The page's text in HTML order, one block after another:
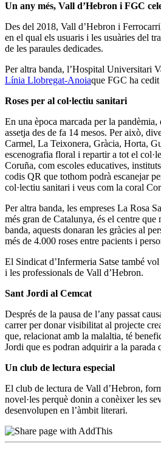
Un any més, Vall d’Hebron i FGC
Des del 2018, Vall d’Hebron i
en el qual els usuaris i les usuàries del
de les paraules dedicades.
Per altra banda, l’Hospital Universitari
Línia Llobregat-Anoiaque FGC ha cedit
Roses per al col·lectiu sanitari
En una època marcada per la
assetja des de fa 14 mesos. Per això,
Carmel, La Teixonera, Gràcia, Horta,
escenografia floral i repartir a tot el
Coruña, com escoles educatives,
codis QR que tothom podrà escanejar
col·lectiu sanitari i veus com la coral
Per altra banda, les empreses La Rosa
més gran de Catalunya, és el centre
banda, aquests donaran les gràcies al
més de 4.000 roses entre pacients i
El Sindicat d’Infermeria Satse també
i les professionals de Vall d’Hebron.
Sant Jordi al Cemcat
Després de la pausa de l’any passat
carrer per donar visibilitat al projecte
que, relacionat amb la malaltia, té
Jordi que es podran adquirir a la
Un club de lectura especial
El club de lectura de Vall d’Hebron,
novel·les perquè donin a conèixer les
desenvolupen en l’àmbit literari.